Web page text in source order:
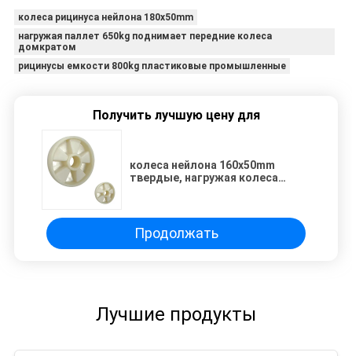
колеса рицинуса нейлона 180x50mm
нагружая паллет 650kg поднимает передние колеса
домкратом
рицинусы емкости 800kg пластиковые промышленные
Получить лучшую цену для
колеса нейлона 160x50mm
твердые, нагружая колеса
Продолжать
Лучшие продукты